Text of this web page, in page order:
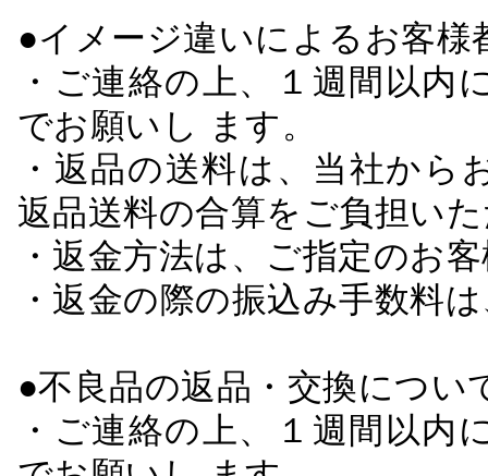
●イメージ違いによるお客
・ご連絡の上、１週間以
でお願いし ます。
・返品の送料は、当社か
返品送料の合算をご負担い
・返金方法は、ご指定のお
・返金の際の振込み手数料
●不良品の返品・交換につい
・ご連絡の上、１週間以